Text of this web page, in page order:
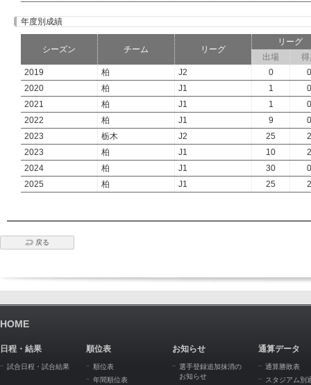
年度別成績
シーズン チーム リーグ
リーグ
出場
得
2019
柏 J2 0
0
2020
柏 J1 1
0
2021
柏 J1 1
0
2022
柏 J1 9
0
2023
栃木 J2 25
2
2023
柏 J1 10
2
2024
柏 J1 30
0
2025
柏 J1 25 2
戻る
HOME
日程・結果
試合日程・試合結果
順位表
順位表
年間順位表
お知らせ
選手登録追加抹消の
お知らせ
通算データ
通算勝敗表
スタジアム別